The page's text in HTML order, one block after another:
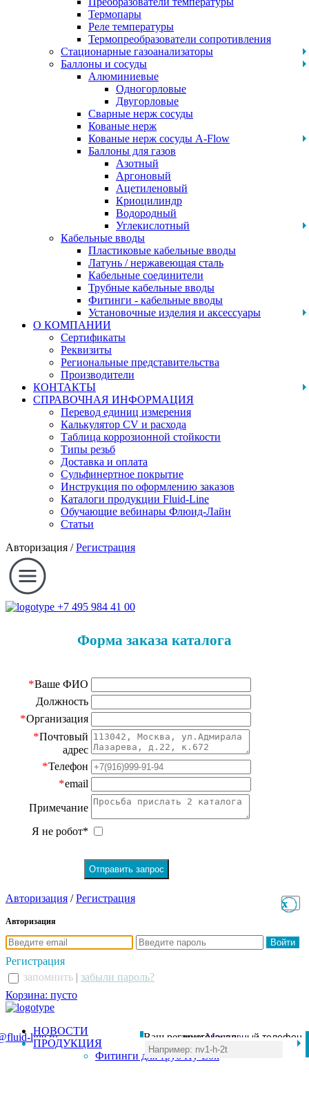
Термопары
Реле температуры
Термопреобразователи сопротивления
Стационарные газоанализаторы
Баллоны и сосуды
Алюминиевые
Одногорловые
Двугорловые
Сварные нерж сосуды
Кованые нерж
Кованые нерж сосуды A-Flow
Баллоны для газов
Азотный
Аргоновый
Ацетиленовый
Криоцилиндр
Водородный
Углекислотный
Кабельные вводы
Пластиковые кабельные вводы
Латунь / нержавеющая сталь
Кабельные соединители
Трубные кабельные вводы
Фитинги - кабельные вводы
Установочные изделия и аксессуары
О КОМПАНИИ
Сертификаты
Реквизиты
Региональные представительства
Производители
КОНТАКТЫ
СПРАВОЧНАЯ ИНФОРМАЦИЯ
Перевод единиц измерения
Калькулятор CV и расхода
Таблица коррозионной стойкости
Типы резьб
Доставка и оплата
Сульфинертное покрытие
Инструкция по оформлению заказов
Каталоги продукции Fluid-Line
Обучающие вебинары Флюид-Лайн
Статьи
Авторизация /Регистрация
+7 495 984 41 00
Форма заказа каталога
*Ваше ФИО
Должность
*Организация
*Почтовый
адрес
*Телефон
*email
Примечание
Я не робот*
Авторизация /Регистрация x
x
Авторизация
Регистрация
запомнить | забыли пароль?
Корзина: пусто
line.ru многоканальный телефон
+7 (495) 984-41-00
Ваш регион:Москва
НОВОСТИ
ПРОДУКЦИЯ
Фитинги для труб Hy-Lok